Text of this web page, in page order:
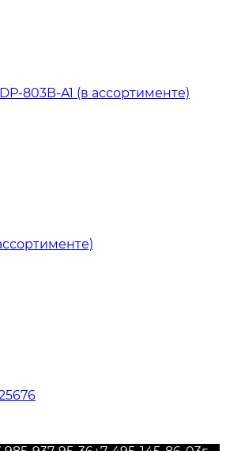
803B-A1 (в ассортименте)